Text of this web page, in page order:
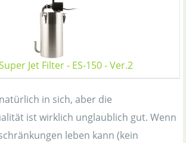
Jet Filter - ES-150 - Ver.2
in sich, aber die
ist wirklich unglaublich gut. Wenn
leben kann (kein